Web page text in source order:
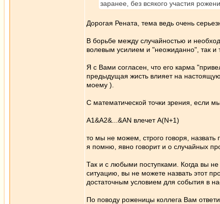
заранее, без всякого участия
Дорогая Рената, тема ведь очень
В борьбе между случайностью и
волевым усилием и "неожиданно", так и
Я с Вами согласен, что его карма
предыдущая жисть влияет на
моему ).
С математической точки зрения, если
А1&A2&...&AN влечет A(N+1)
то мы не можем, строго говоря,
я помню, явно говорит и о случайных
Так и с любыми поступками. Когда вы не
ситуацию, вы не можете назвать этот
достаточным условием для события в
По поводу роженицы коллега Вам